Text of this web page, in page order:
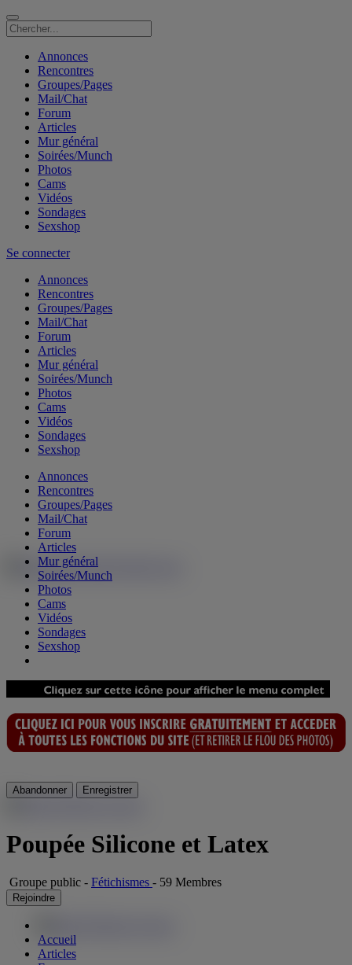
Annonces
Rencontres
Groupes/Pages
Mail/Chat
Forum
Articles
Mur général
Soirées/Munch
Photos
Cams
Vidéos
Sondages
Sexshop
Se connecter
Annonces
Rencontres
Groupes/Pages
Mail/Chat
Forum
Articles
Mur général
Soirées/Munch
Photos
Cams
Vidéos
Sondages
Sexshop
Annonces
Rencontres
Groupes/Pages
Mail/Chat
Forum
Articles
Mur général
Soirées/Munch
Photos
Cams
Vidéos
Sondages
Sexshop
Abandonner Enregistrer
Poupée Silicone et Latex
Groupe public - Fétichismes - 59 Membres
Rejoindre
Accueil
Articles